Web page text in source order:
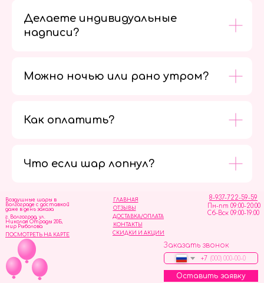
Делаете индивидуальные
надписи?
Можно ночью или рано утром?
Как оплатить?
Что если шар лопнул?
ОТЗЫВЫ
ГЛАВНАЯ
ДОСТАВКА/ОПЛАТА
СКИДКИ И АКЦИИ
КОНТАКТЫ
8-937-722-59-59
Пн-пт 09:00-20:00
Сб-Вск 09:00-19:00
Воздушные шары в
Волгограде с доставкой
даже в день заказа
Заказать звонок
+7
Оставить заявку
г. Волгоград, ул.
Николая Отрады 20Б,
мир Рыболова
ПОСМОТРЕТЬ НА КАРТЕ